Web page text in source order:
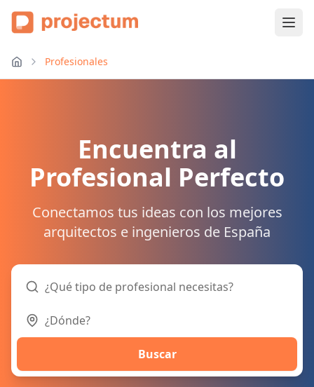
Profesionales
Encuentra al
Profesional Perfecto
Conectamos tus ideas con los mejores
arquitectos e ingenieros de España
Buscar